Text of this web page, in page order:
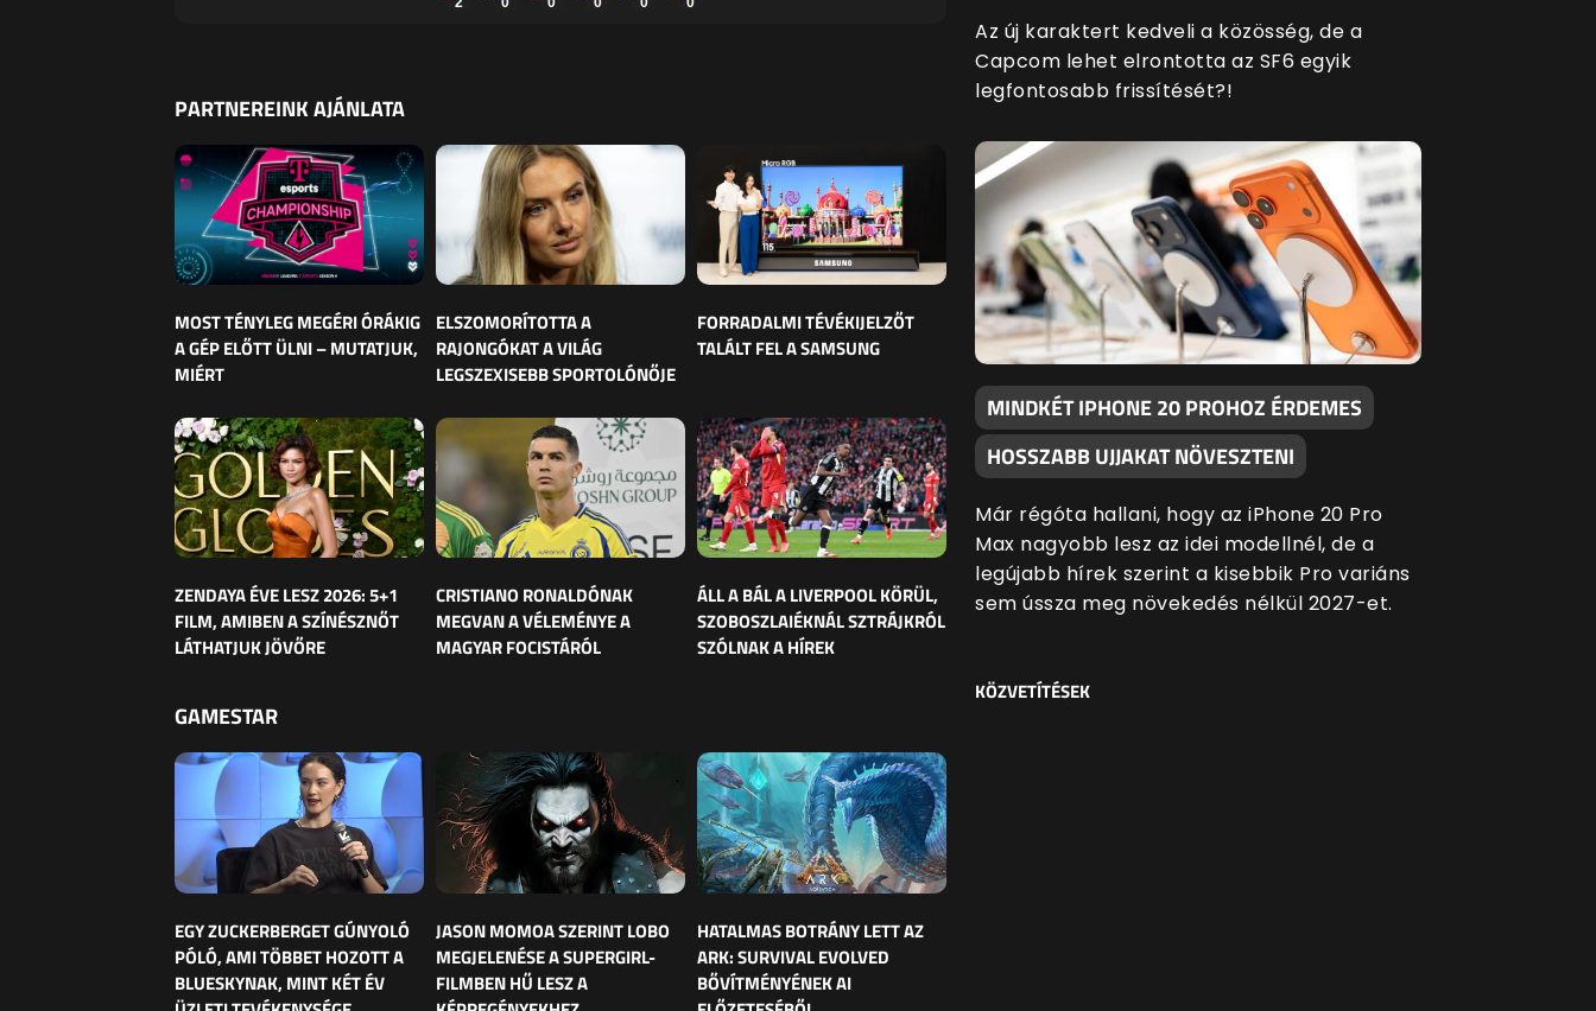
PARTNEREINK AJÁNLATA
MOST TÉNYLEG MEGÉRI ÓRÁKIG
A GÉP ELŐTT ÜLNI – MUTATJUK,
MIÉRT
ELSZOMORÍTOTTA A
RAJONGÓKAT A VILÁG
LEGSZEXISEBB SPORTOLÓNŐJE
FORRADALMI TÉVÉKIJELZŐT
TALÁLT FEL A SAMSUNG
ZENDAYA ÉVE LESZ 2026: 5+1
FILM, AMIBEN A SZÍNÉSZNŐT
LÁTHATJUK JÖVŐRE
CRISTIANO RONALDÓNAK
MEGVAN A VÉLEMÉNYE A
MAGYAR FOCISTÁRÓL
ÁLL A BÁL A LIVERPOOL KÖRÜL,
SZOBOSZLAIÉKNÁL SZTRÁJKRÓL
SZÓLNAK A HÍREK
GAMESTAR
EGY ZUCKERBERGET GÚNYOLÓ
PÓLÓ, AMI TÖBBET HOZOTT A
BLUESKYNAK, MINT KÉT ÉV
JASON MOMOA SZERINT LOBO
MEGJELENÉSE A SUPERGIRL-
FILMBEN HŰ LESZ A
HATALMAS BOTRÁNY LETT AZ
ARK: SURVIVAL EVOLVED
BŐVÍTMÉNYÉNEK AI
Az új karaktert kedveli a közösség, de a
Capcom lehet elrontotta az SF6 egyik
legfontosabb frissítését?!
MINDKÉT IPHONE 20 PROHOZ ÉRDEMES
HOSSZABB UJJAKAT NÖVESZTENI
Már régóta hallani, hogy az iPhone 20 Pro
Max nagyobb lesz az idei modellnél, de a
legújabb hírek szerint a kisebbik Pro variáns
sem ússza meg növekedés nélkül 2027-et.
KÖZVETÍTÉSEK